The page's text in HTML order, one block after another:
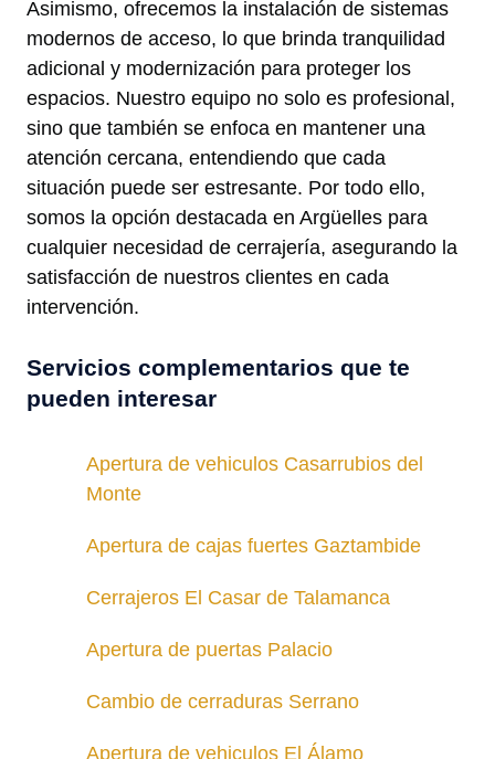
Asimismo, ofrecemos la instalación de sistemas
modernos de acceso, lo que brinda tranquilidad
adicional y modernización para proteger los
espacios. Nuestro equipo no solo es profesional,
sino que también se enfoca en mantener una
atención cercana, entendiendo que cada
situación puede ser estresante. Por todo ello,
somos la opción destacada en Argüelles para
cualquier necesidad de cerrajería, asegurando la
satisfacción de nuestros clientes en cada
intervención.
Servicios complementarios que te
pueden interesar
Apertura de vehiculos Casarrubios del
Monte
Apertura de cajas fuertes Gaztambide
Cerrajeros El Casar de Talamanca
Apertura de puertas Palacio
Cambio de cerraduras Serrano
Apertura de vehiculos El Álamo